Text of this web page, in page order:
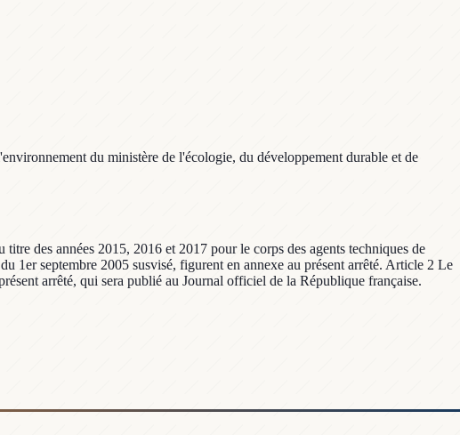
du ministère de l'écologie, du développement durable et de
des années 2015, 2016 et 2017 pour le corps des agents techniques de
1er septembre 2005 susvisé, figurent en annexe au présent arrêté. Article 2 Le
arrêté, qui sera publié au Journal officiel de la République française.